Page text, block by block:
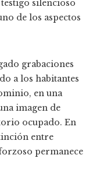
silencioso
de los aspectos
grabaciones
a los habitantes
en una
imagen de
ocupado. En
entre
permanece